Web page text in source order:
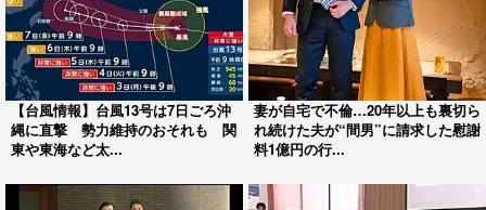
【台風情報】台風13号は7日ごろ沖
縄に直撃 勢力維持のおそれも 関
東や東海など太...
妻が自宅で不倫…20年以上も裏切ら
れ続けた夫が“間男”に請求した慰謝
料1億円の行...